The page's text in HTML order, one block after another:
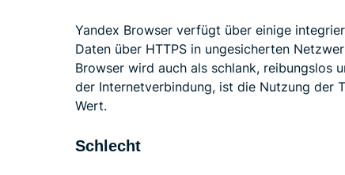
Yandex Browser verfügt über einige
Daten über HTTPS in ungesicherten
Browser wird auch als schlank, reibungslos
der Internetverbindung, ist die Nutzung der
Wert.
Schlecht